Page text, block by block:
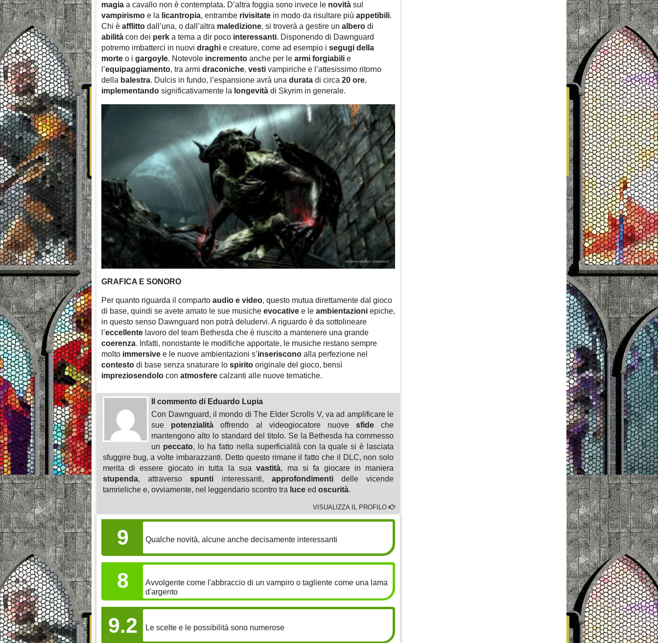
magia a cavallo non è contemplata. D’altra foggia sono invece le novità sul
vampirismo e la licantropia, entrambe rivisitate in modo da risultare più appetibili.
Chi è afflitto dall’una, o dall’altra maledizione, si troverà a gestire un albero di
abilità con dei perk a tema a dir poco interessanti. Disponendo di Dawnguard
potremo imbatterci in nuovi draghi e creature, come ad esempio i segugi della
morte o i gargoyle. Notevole incremento anche per le armi forgiabili e
l’equipaggiamento, tra armi draconiche, vesti vampiriche e l’attesissimo ritorno
della balestra. Dulcis in fundo, l’espansione avrà una durata di circa 20 ore,
implementando significativamente la longevità di Skyrim in generale.
GRAFICA E SONORO
Per quanto riguarda il comparto audio e video, questo mutua direttamente dal gioco
di base, quindi se avete amato le sue musiche evocative e le ambientazioni epiche,
in questo senso Dawnguard non potrà deludervi. A riguardo è da sottolineare
l’eccellente lavoro del team Bethesda che è riuscito a mantenere una grande
coerenza. Infatti, nonostante le modifiche apportate, le musiche restano sempre
molto immersive e le nuove ambientazioni s’inseriscono alla perfezione nel
contesto di base senza snaturare lo spirito originale del gioco, bensì
impreziosendolo con atmosfere calzanti alle nuove tematiche.
Il commento di Eduardo Lupia
Con Dawnguard, il mondo di The Elder Scrolls V, va ad amplificare le
sue potenzialità offrendo al videogiocatore nuovesfide che
mantengono alto lo standard del titolo. Se la Bethesda ha commesso
un peccato, lo ha fatto nella superficialità con la quale si è lasciata
sfuggire bug, a volte imbarazzanti. Detto questo rimane il fatto che il DLC, non solo
merita di essere giocato in tutta la suavastità, ma si fa giocare in maniera
stupenda, attraversospunti interessanti, approfondimentidelle vicende
tamrieliche e, ovviamente, nel leggendario scontro tra luceed oscurità.
VISUALIZZA IL PROFILO
9 Qualche novità, alcune anche decisamente interessanti
8
Avvolgente come l'abbraccio di un vampiro o tagliente come una lama
d'argento
9.2 Le scelte e le possibilità sono numerose